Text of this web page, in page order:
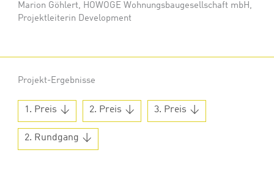
Marion Göhlert, HOWOGE Wohnungsbaugesellschaft mbH,
Projektleiterin Development
Projekt-Ergebnisse
1. Preis 2. Preis 3. Preis
2. Rundgang